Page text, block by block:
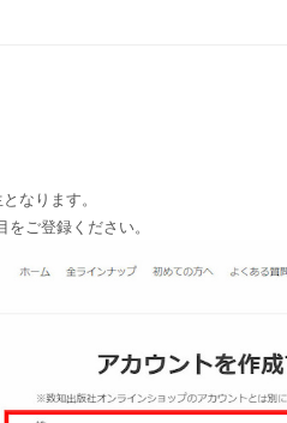
なります。
ご登録ください。